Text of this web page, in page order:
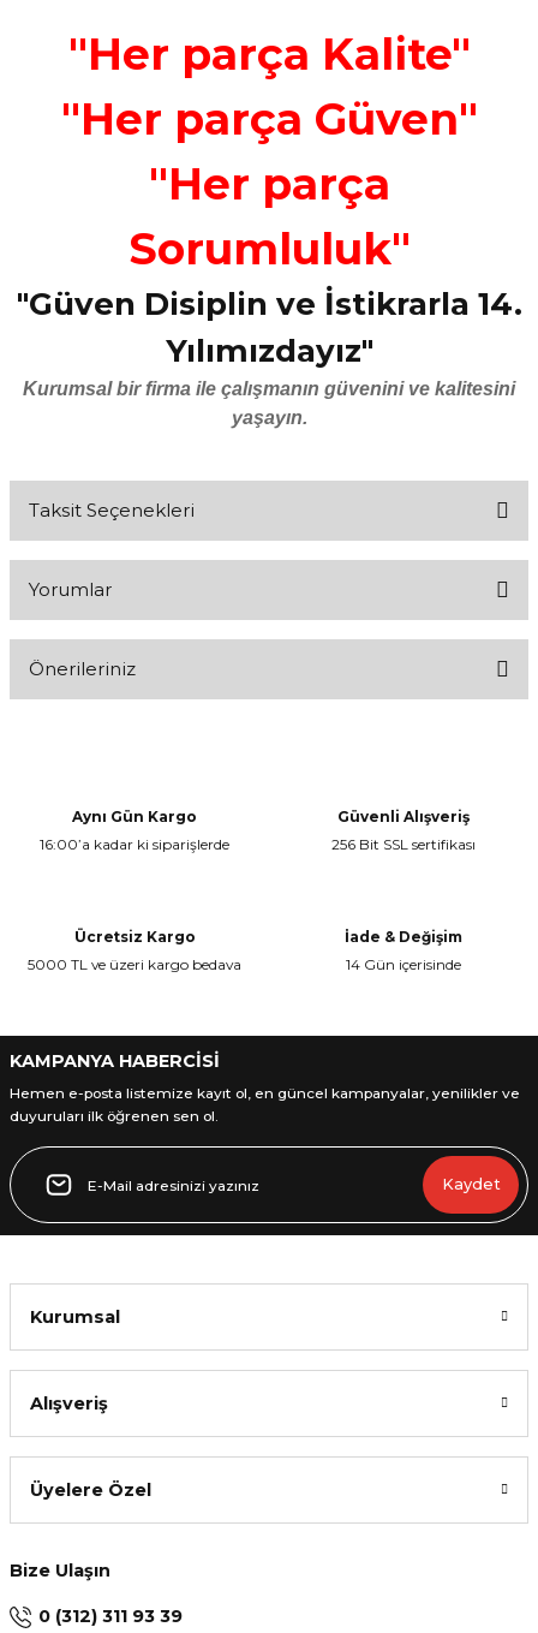
"Her parça Kalite"
"Her parça Güven"
"Her parça
Sorumluluk"
"Güven Disiplin ve İstikrarla 14.
Yılımızdayız"
Kurumsal bir firma ile çalışmanın güvenini ve kalitesini
yaşayın.
Taksit Seçenekleri
Yorumlar
Önerileriniz
Ürün resmi kalitesiz, bozuk veya görüntülenemiyor.
Gönder
Aynı Gün Kargo
16:00’a kadar ki siparişlerde
Güvenli Alışveriş
256 Bit SSL sertifikası
Ücretsiz Kargo
5000 TL ve üzeri kargo bedava
İade & Değişim
14 Gün içerisinde
KAMPANYA HABERCİSİ
Hemen e-posta listemize kayıt ol, en güncel kampanyalar, yenilikler ve
duyuruları ilk öğrenen sen ol.
Kaydet
Kurumsal
Alışveriş
Üyelere Özel
Bize Ulaşın
0 (312) 311 93 39